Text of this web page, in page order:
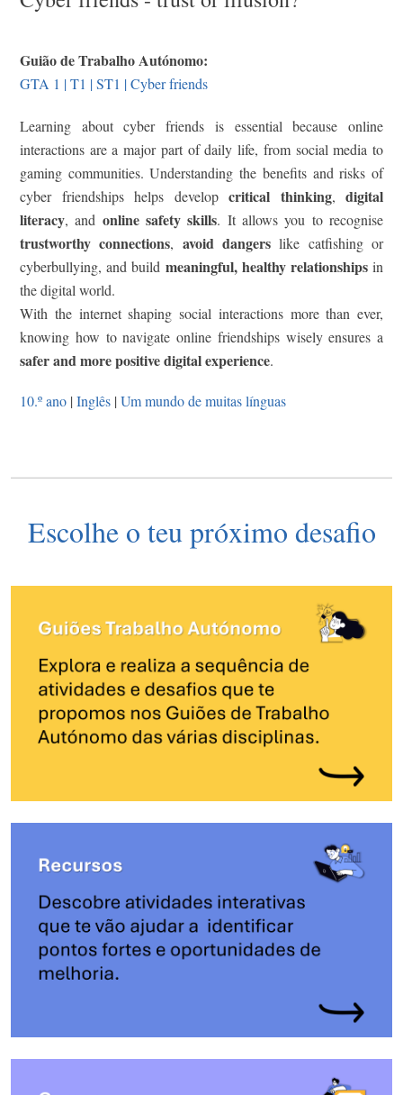
Guião de Trabalho Autónomo:
GTA 1 | T1 | ST1 | Cyber friends
Learning about cyber friends is essential because online
interactions are a major part of daily life, from social media to
gaming communities. Understanding the benefits and risks of
cyber friendships helps develop critical thinking, digital
literacy, and online safety skills. It allows you to recognise
trustworthy connections, avoid dangers like catfishing or
cyberbullying, and build meaningful, healthy relationshipsin
the digital world.
With the internet shaping social interactions more than ever,
knowing how to navigate online friendships wisely ensures a
safer and more positive digital experience.
10.º ano |Inglês |Um mundo de muitas línguas
Escolhe o teu próximo desafio